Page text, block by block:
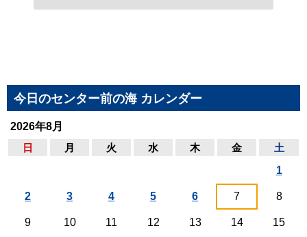
今日のセンター前の海 カレンダー
2026年8月
日
月 火 水 木 金 土
1
2 3 4 5 6 7 8
9 10 11 12 13 14 15